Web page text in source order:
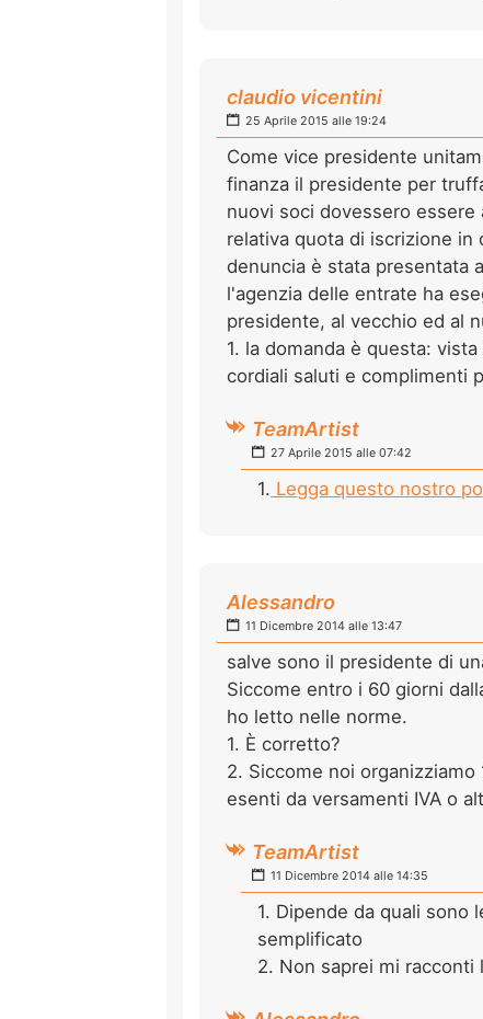
claudio vicentini
25 Aprile 2015 alle 19:24
Come vice presidente
finanza il presidente per
nuovi soci dovessero
relativa quota di iscrizione
denuncia è stata presentata
l'agenzia delle entrate ha
presidente, al vecchio ed al
1. la domanda è questa:
cordiali saluti e complimenti
TeamArtist
27 Aprile 2015 alle 07:42
1. Legga questo nostro
Alessandro
11 Dicembre 2014 alle 13:47
salve sono il presidente di
Siccome entro i 60 giorni
ho letto nelle norme.
1. È corretto?
2. Siccome noi
esenti da versamenti IVA o
TeamArtist
11 Dicembre 2014 alle 14:35
1. Dipende da quali sono
semplificato
2. Non saprei mi racconti